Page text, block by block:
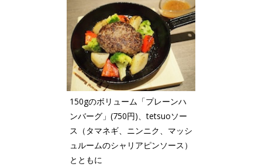
150gのボリューム「プレーンハ
ンバーグ」(750円)、tetsuoソー
ス（タマネギ、ニンニク、マッシ
ュルームのシャリアピンソース）
とともに